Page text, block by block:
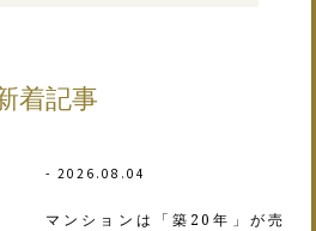
着記事
2026.08.04
マンションは「築20年」が売